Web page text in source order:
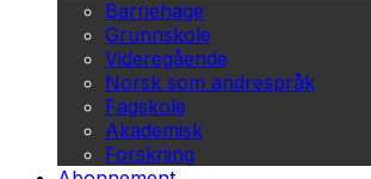
Barnehage
Grunnskole
Videregående
Norsk som andrespråk
Fagskole
Akademisk
Forskning